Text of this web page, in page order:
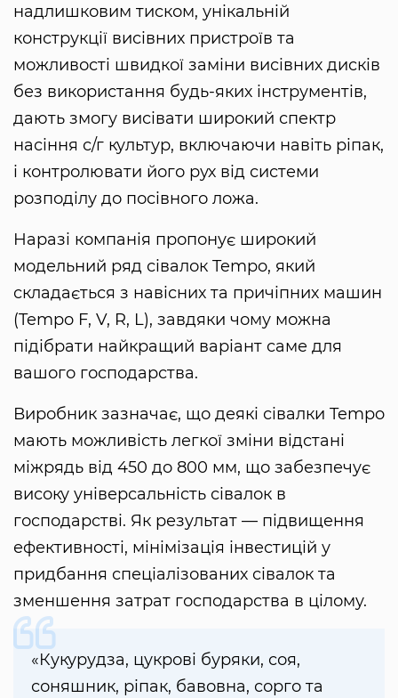
надлишковим тиском, унікальній
конструкції висівних пристроїв та
можливості швидкої заміни висівних дисків
без використання будь-яких інструментів,
дають змогу висівати широкий спектр
насіння с/г культур, включаючи навіть ріпак,
і контролювати його рух від системи
розподілу до посівного ложа.
Наразі компанія пропонує широкий
модельний ряд сівалок Tempo, який
складається з навісних та причіпних машин
(Tempo F, V, R, L), завдяки чому можна
підібрати найкращий варіант саме для
вашого господарства.
Виробник зазначає, що деякі сівалки Tempo
мають можливість легкої зміни відстані
міжрядь від 450 до 800 мм, що забезпечує
високу універсальність сівалок в
господарстві. Як результат — підвищення
ефективності, мінімізація інвестицій у
придбання спеціалізованих сівалок та
зменшення затрат господарства в цілому.
«Кукурудза, цукрові буряки, соя,
соняшник, ріпак, бавовна, сорго та